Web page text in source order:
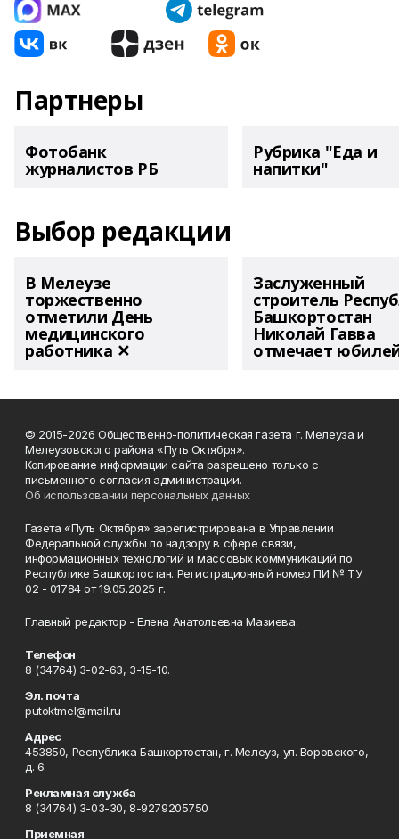
Партнеры
Фотобанк
журналистов РБ
Рубрика "Еда и
напитки"
Выбор редакции
В Мелеузе
торжественно
отметили День
медицинского
работника ✕
Заслуженный
строитель
Башкортостан
Николай Гавва
отмечает
© 2015-2026 Общественно-политическая газета г. Мелеуза и
Мелеузовского района «Путь Октября».
Копирование информации сайта разрешено только с
письменного согласия администрации.
Об использовании персональных данных
Газета «Путь Октября» зарегистрирована в Управлении
Федеральной службы по надзору в сфере связи,
информационных технологий и массовых коммуникаций по
Республике Башкортостан. Регистрационный номер ПИ № ТУ
02 - 01784 от 19.05.2025 г.
Главный редактор - Елена Анатольевна Мазиева.
Телефон
8 (34764) 3-02-63, 3-15-10.
Эл. почта
putoktmel@mail.ru
Адрес
453850, Республика Башкортостан, г. Мелеуз, ул. Воровского,
д. 6.
Рекламная служба
8 (34764) 3-03-30, 8-9279205750
Приемная